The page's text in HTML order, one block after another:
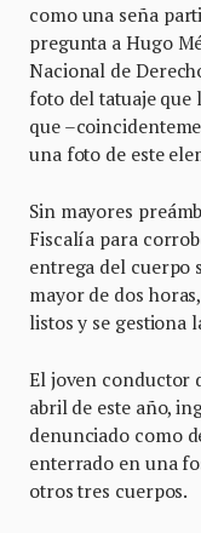
como una seña
pregunta a Hugo
Nacional de
foto del tatuaje que
que
una foto de este
Sin mayores
Fiscalía para
entrega del cuerpo
mayor de dos
listos y se gestiona
El joven conductor
abril de este año,
denunciado como
enterrado en una
otros tres cuerpos.